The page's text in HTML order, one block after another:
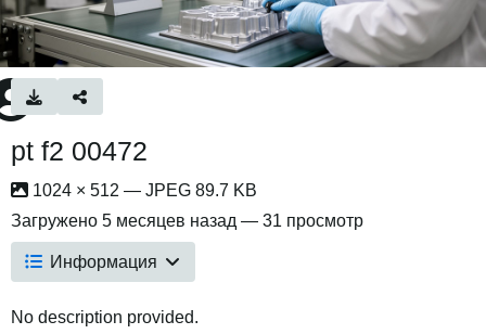
pt f2 00472
1024 × 512 — JPEG 89.7 KB
Загружено 5 месяцев назад — 31 просмотр
Информация
No description provided.